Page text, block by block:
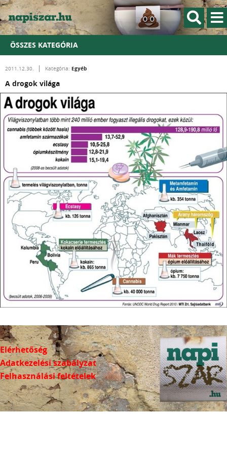
ÖSSZES KATEGÓRIA
2011.12.30. Kategória: Egyéb
A drogok világa
Elérhetőség
Adatkezelési szabályzat
Felhasználási feltételek